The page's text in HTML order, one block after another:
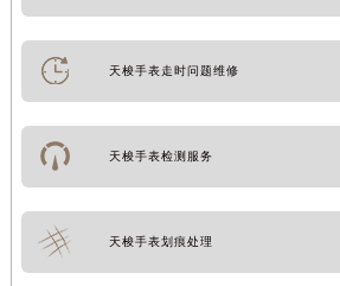
天梭手表走时问题维修
天梭手表检测服务
天梭手表划痕处理